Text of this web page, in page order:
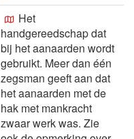
Het
handgereedschap dat
bij het aanaarden wordt
gebruikt. Meer dan één
zegsman geeft aan dat
het aanaarden met de
hak met mankracht
zwaar werk was. Zie